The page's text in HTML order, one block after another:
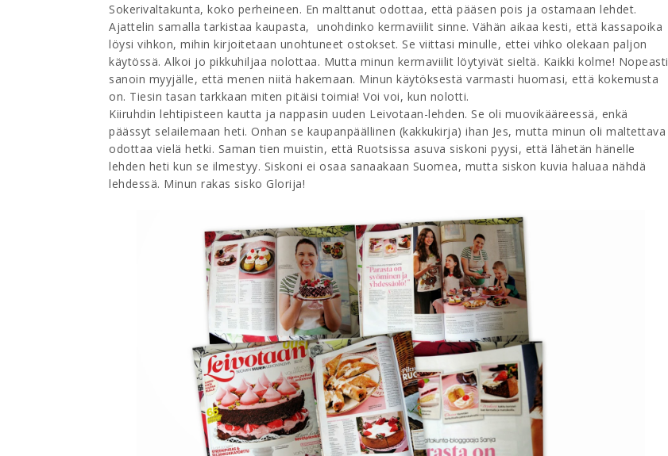
Sokerivaltakunta, koko perheineen. En malttanut odottaa, että pääsen pois ja ostamaan lehdet.
Ajattelin samalla tarkistaa kaupasta, unohdinko kermaviilit sinne. Vähän aikaa kesti, että kassapoika
löysi vihkon, mihin kirjoitetaan unohtuneet ostokset. Se viittasi minulle, ettei vihko olekaan paljon
käytössä. Alkoi jo pikkuhiljaa nolottaa. Mutta minun kermaviilit löytyivät sieltä. Kaikki kolme! Nopeasti
sanoin myyjälle, että menen niitä hakemaan. Minun käytöksestä varmasti huomasi, että kokemusta
on. Tiesin tasan tarkkaan miten pitäisi toimia! Voi voi, kun nolotti.
Kiiruhdin lehtipisteen kautta ja nappasin uuden Leivotaan-lehden. Se oli muovikääreessä, enkä
päässyt selailemaan heti. Onhan se kaupanpäällinen (kakkukirja) ihan Jes, mutta minun oli maltettava
odottaa vielä hetki. Saman tien muistin, että Ruotsissa asuva siskoni pyysi, että lähetän hänelle
lehden heti kun se ilmestyy. Siskoni ei osaa sanaakaan Suomea, mutta siskon kuvia haluaa nähdä
lehdessä. Minun rakas sisko Glorija!